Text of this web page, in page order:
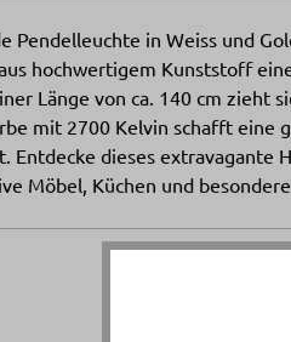
Pendelleuchte in Weiss und
hochwertigem Kunststoff
Länge von ca. 140 cm zieht
mit 2700 Kelvin schafft eine
Entdecke dieses extravagante
Möbel, Küchen und